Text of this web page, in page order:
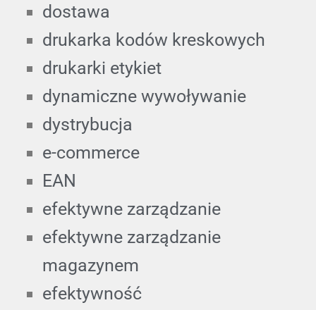
dostawa
drukarka kodów kreskowych
drukarki etykiet
dynamiczne wywoływanie
dystrybucja
e-commerce
EAN
efektywne zarządzanie
efektywne zarządzanie
magazynem
efektywność